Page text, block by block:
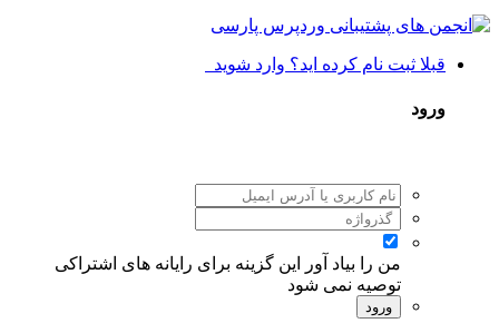
قبلا ثبت نام کرده اید؟ وارد شوید
ورود
من را بیاد آور
این گزینه برای رایانه های اشتراکی
توصیه نمی شود
ورود